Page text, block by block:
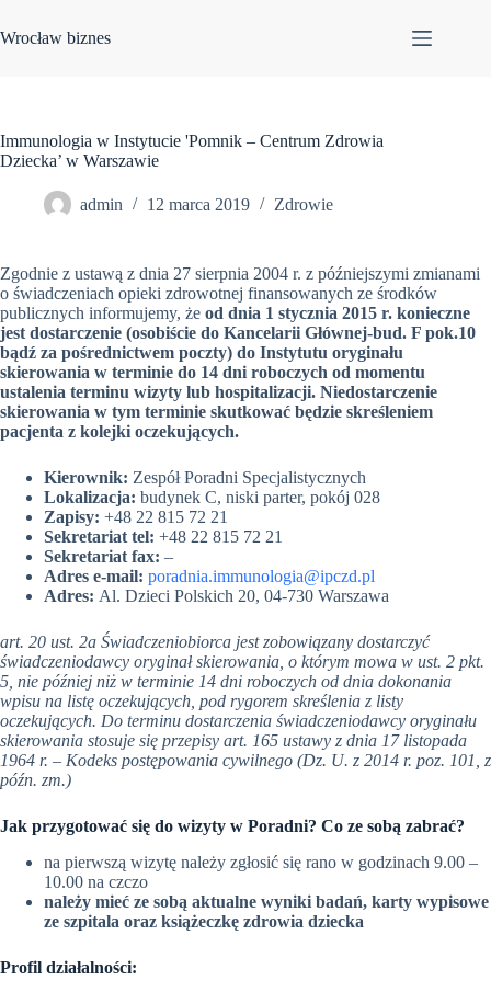
do
treści
Wrocław biznes
Immunologia w Instytucie 'Pomnik – Centrum Zdrowia
Dziecka’ w Warszawie
admin 12 marca 2019 Zdrowie
Zgodnie z ustawą z dnia 27 sierpnia 2004 r. z późniejszymi zmianami
o świadczeniach opieki zdrowotnej finansowanych ze środków
publicznych informujemy, że od dnia 1 stycznia 2015 r. konieczne
jest dostarczenie (osobiście do Kancelarii Głównej-bud. F pok.10
bądź za pośrednictwem poczty) do Instytutu oryginału
skierowania w terminie do 14 dni roboczych od momentu
ustalenia terminu wizyty lub hospitalizacji. Niedostarczenie
skierowania w tym terminie skutkować będzie skreśleniem
pacjenta z kolejki oczekujących.
Kierownik: Zespół Poradni Specjalistycznych
Lokalizacja: budynek C, niski parter, pokój 028
Zapisy: +48 22 815 72 21
Sekretariat tel: +48 22 815 72 21
Sekretariat fax: –
Adres e-mail: poradnia.immunologia@ipczd.pl
Adres: Al. Dzieci Polskich 20, 04-730 Warszawa
art. 20 ust. 2a Świadczeniobiorca jest zobowiązany dostarczyć
świadczeniodawcy oryginał skierowania, o którym mowa w ust. 2 pkt.
5, nie później niż w terminie 14 dni roboczych od dnia dokonania
wpisu na listę oczekujących, pod rygorem skreślenia z listy
oczekujących. Do terminu dostarczenia świadczeniodawcy oryginału
skierowania stosuje się przepisy art. 165 ustawy z dnia 17 listopada
1964 r. – Kodeks postępowania cywilnego (Dz. U. z 2014 r. poz. 101, z
późn. zm.)
Jak przygotować się do wizyty w Poradni? Co ze sobą zabrać?
na pierwszą wizytę należy zgłosić się rano w godzinach 9.00 –
10.00 na czczo
należy mieć ze sobą aktualne wyniki badań, karty wypisowe
ze szpitala oraz książeczkę zdrowia dziecka
Profil działalności: